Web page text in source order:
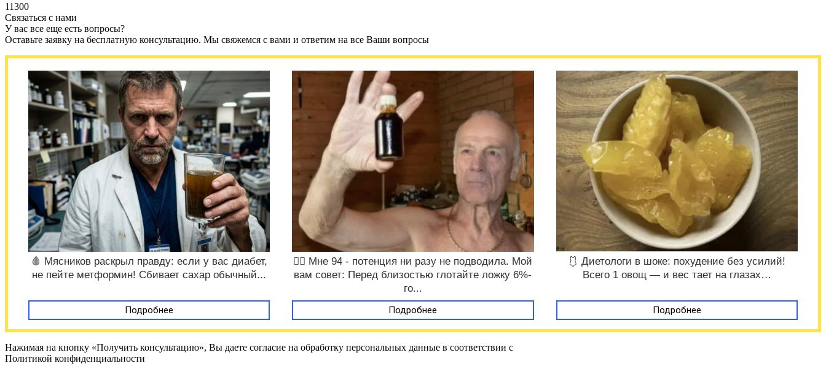
11300
Связаться с нами
У вас все еще есть вопросы?
Оставьте заявку на бесплатную консультацию. Мы свяжемся с вами и ответим на все Ваши вопросы
🩸 Мясников раскрыл правду: если у вас диабет,
не пейте метформин! Сбивает сахар обычный...
Подробнее
❤️‍🔥 Мне 94 - потенция ни разу не подводила. Мой
вам совет: Перед близостью глотайте ложку 6%-
го...
Подробнее
🩱 Диетологи в шоке: похудение без усилий!
Всего 1 овощ — и вес тает на глазах…
Подробнее
Нажимая на кнопку «Получить консультацию», Вы даете согласие на обработку персональных данные в соответствии с
Политикой конфиденциальности